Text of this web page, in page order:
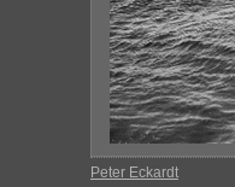
Peter Eckardt